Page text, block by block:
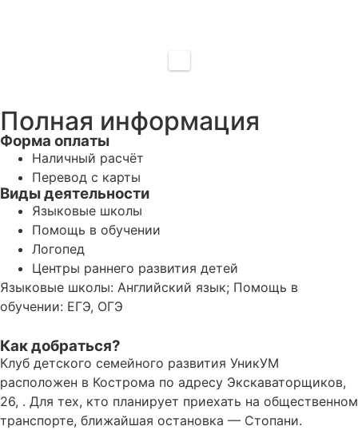
Полная информация
Форма оплаты
Наличный расчёт
Перевод с карты
Виды деятельности
Языковые школы
Помощь в обучении
Логопед
Центры раннего развития детей
Языковые школы: Английский язык; Помощь в
обучении: ЕГЭ, ОГЭ
Как добраться?
Клуб детского семейного развития УникУМ
расположен в Кострома по адресу Экскаваторщиков,
26, . Для тех, кто планирует приехать на общественном
транспорте, ближайшая остановка — Стопани.